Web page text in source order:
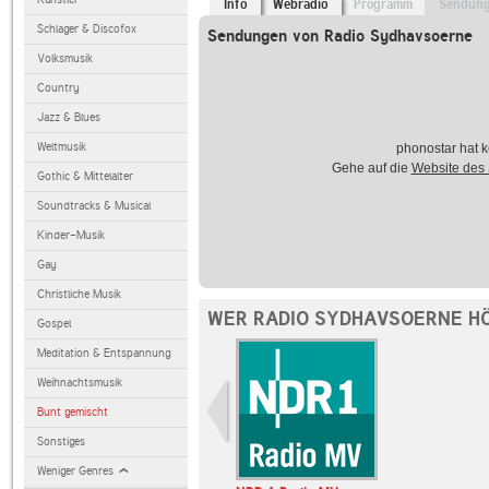
Schlager & Discofox
Volksmusik
Country
Jazz & Blues
Weltmusik
Gothic & Mittelalter
Soundtracks & Musical
Kinder-Musik
Gay
Christliche Musik
Gospel
Meditation & Entspannung
Weihnachtsmusik
Bunt gemischt
Sonstiges
Weniger Genres
Info Webradio Programm
Sendungen von Radio Sydhavsoerne
phonostar hat
Gehe auf die Website des
WER RADIO SYDHAVSOERNE